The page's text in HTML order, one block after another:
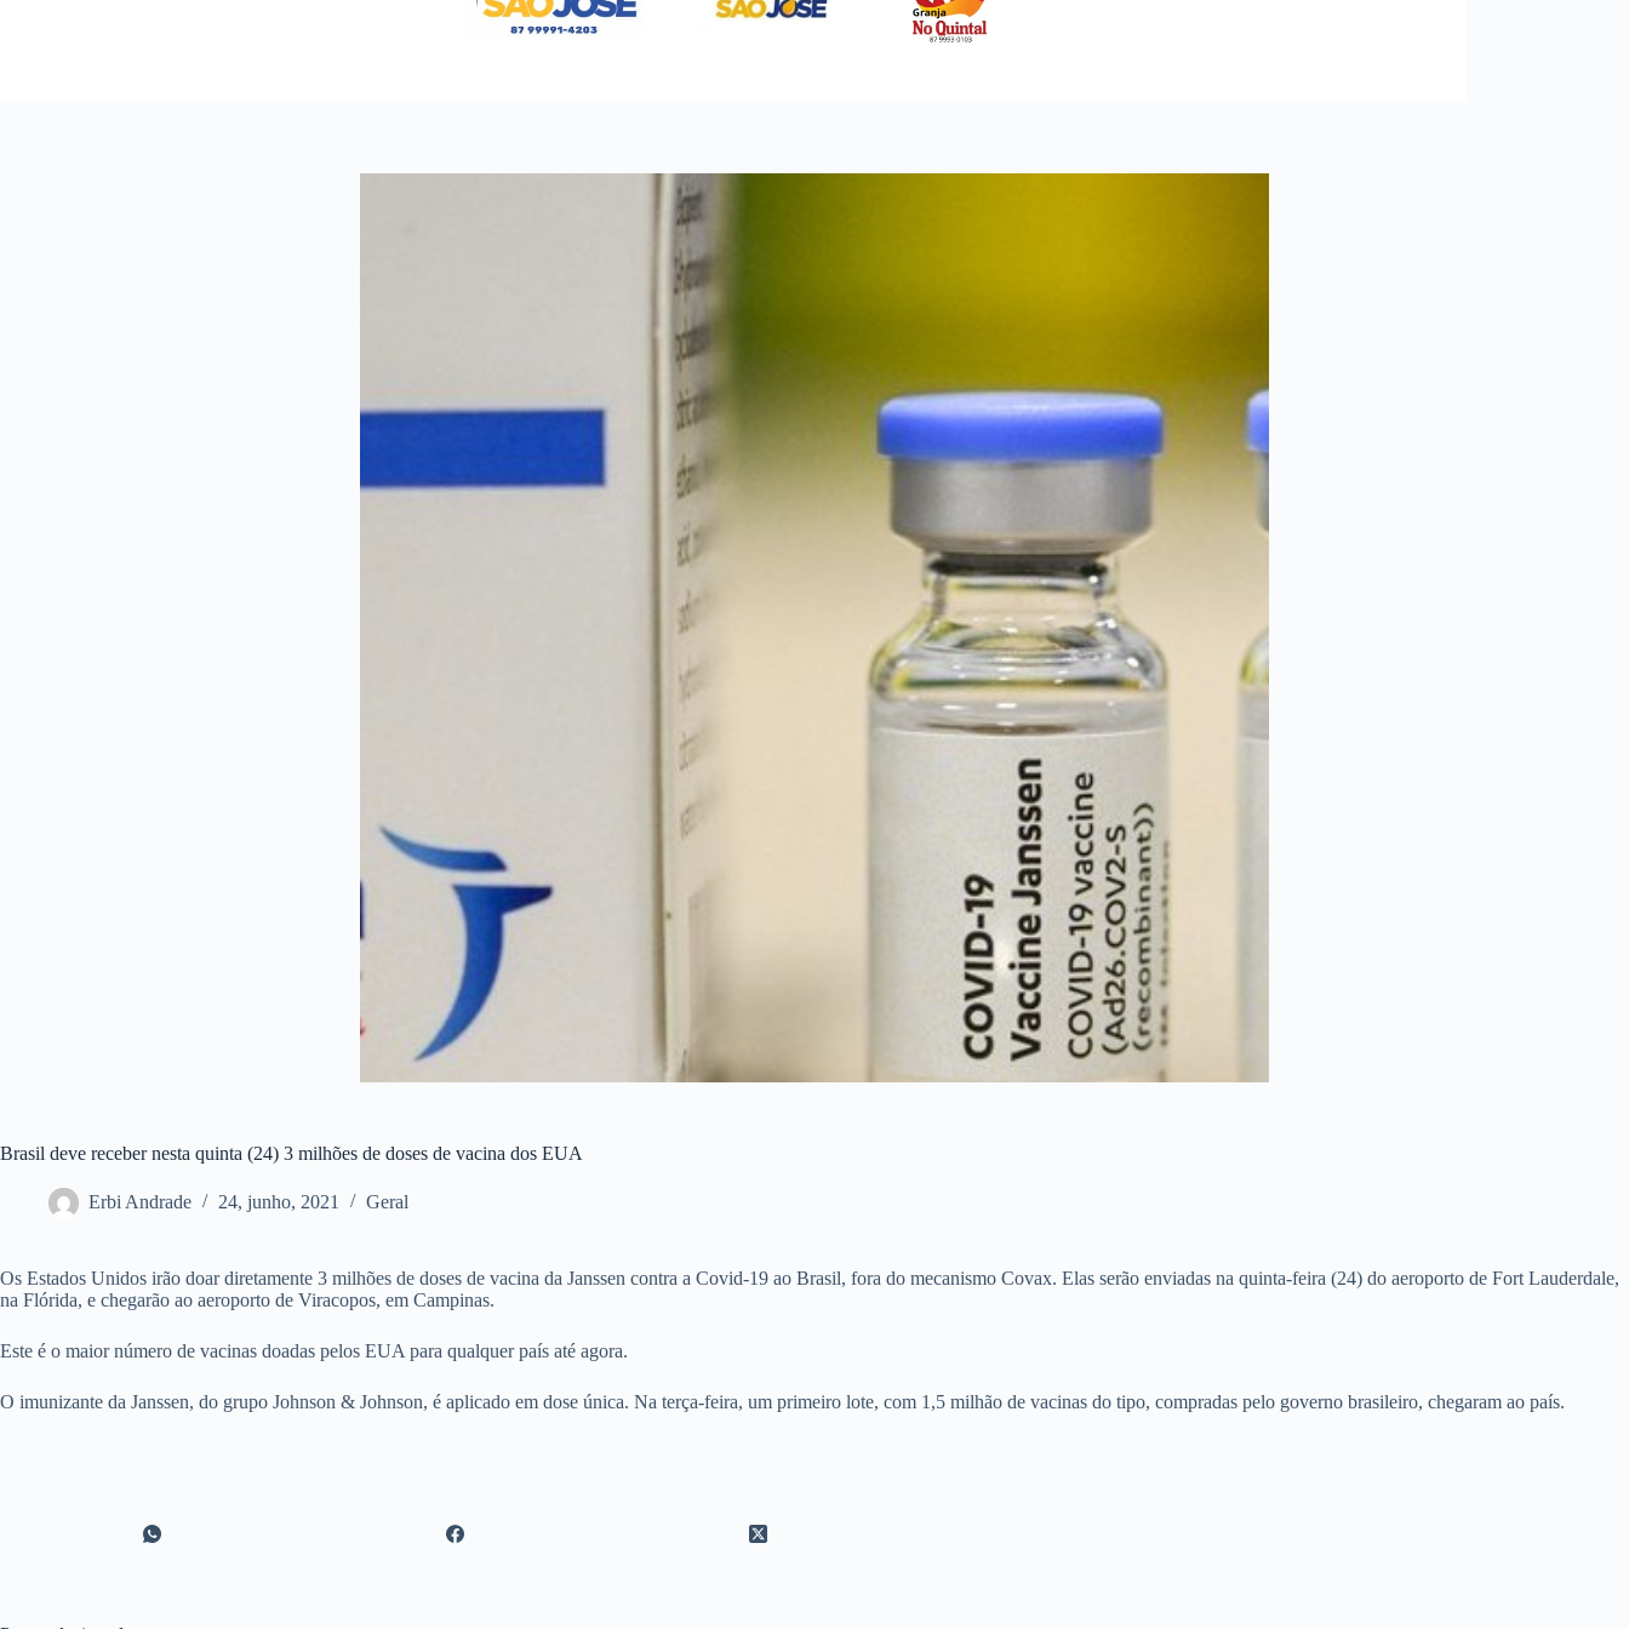
Brasil deve receber nesta quinta (24) 3 milhões de doses de vacina dos EUA
Erbi Andrade 24, junho, 2021 Geral
Os Estados Unidos irão doar diretamente 3 milhões de doses de vacina da Janssen contra a Covid-19 ao Brasil, fora do mecanismo Covax. Elas serão enviadas na quinta-feira (24) do aeroporto de Fort Lauderdale,
na Flórida, e chegarão ao aeroporto de Viracopos, em Campinas.
Este é o maior número de vacinas doadas pelos EUA para qualquer país até agora.
O imunizante da Janssen, do grupo Johnson & Johnson, é aplicado em dose única. Na terça-feira, um primeiro lote, com 1,5 milhão de vacinas do tipo, compradas pelo governo brasileiro, chegaram ao país.